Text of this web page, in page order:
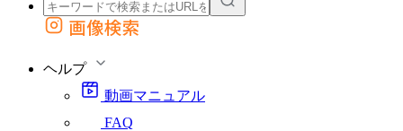
外部サイトの商品をカートに追加
画像検索
ヘルプ
動画マニュアル
FAQ